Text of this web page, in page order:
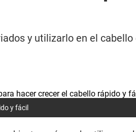
y utilizarlo en el
y fácil